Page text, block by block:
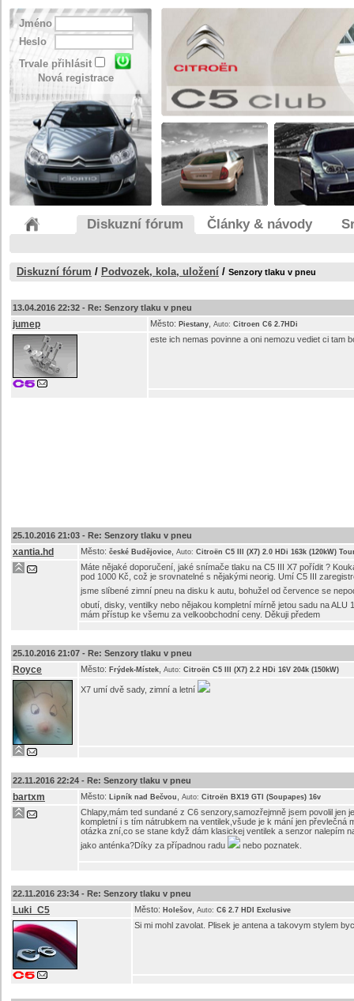
Jméno
Heslo
Trvale přihlásit
Nová registrace
Diskuzní fórum Články & návody
Diskuzní fórum / Podvozek, kola, uložení / Senzory tlaku v pneu
13.04.2016 22:32 - Re: Senzory tlaku v pneu
jumep Město: Piestany Auto: Citroen C6 2.7HDi
este ich nemas povinne a oni nemozu vediet ci tam
25.10.2016 21:03 - Re: Senzory tlaku v pneu
xantia.hd Město: české Budějovice Auto: Citroën C5 III (X7) 2.0 HDi 163k (120kW)
Máte nějaké doporučení, jaké snímače tlaku na C5 III X7 pořídit ?
pod 1000 Kč, což je srovnatelné s nějakými neorig. Umí C5 III
jsme slíbené zimní pneu na disku k autu, bohužel od července se
obutí, disky, ventilky nebo nějakou kompletní mírně jetou sadu na
mám přístup ke všemu za velkoobchodní ceny. Děkuji předem
25.10.2016 21:07 - Re: Senzory tlaku v pneu
Royce Město: Frýdek-Místek Auto: Citroën C5 III (X7) 2.2 HDi 16V 204k (150kW)
X7 umí dvě sady, zimní a letní
22.11.2016 22:24 - Re: Senzory tlaku v pneu
bartxm Město: Lipník nad Bečvou Auto: Citroën BX19 GTI (Soupapes) 16v
Chlapy,mám ted sundané z C6 senzory,samozřejmně jsem povolil
kompletní i s tím nátrubkem na ventilek,všude je k mání jen
otázka zní,co se stane když dám klasickej ventilek a senzor nalepím
jako anténka?Díky za případnou radu
nebo poznatek.
22.11.2016 23:34 - Re: Senzory tlaku v pneu
Luki_C5 Město: Holešov Auto: C6 2.7 HDI Exclusive
Si mi mohl zavolat. Plisek je antena a takovym stylem